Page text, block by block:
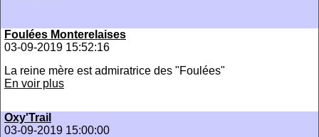
Foulées Monterelaises
03-09-2019 15:52:16
La reine mère est admiratrice des "Foulées"
En voir plus
Oxy'Trail
03-09-2019 15:00:00